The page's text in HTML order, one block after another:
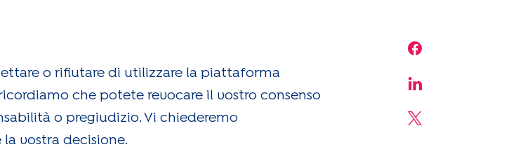
Share on
Share on
Share on X
o rifiutare di utilizzare la piattaforma
che potete revocare il vostro consenso
o pregiudizio. Vi chiederemo
vostra decisione.